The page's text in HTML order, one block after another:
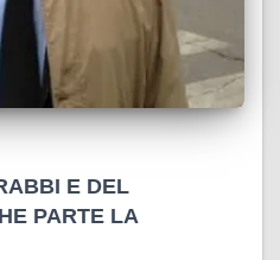
E DEL
PARTE LA